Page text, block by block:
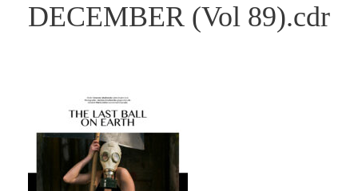
DECEMBER (Vol 89).cdr